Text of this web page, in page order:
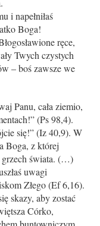
i napełniłaś
Boga!
ręce,
Twych czystych
– boś zawsze we
Panu, cała ziemio,
(Ps 98,4).
się!” (Iz 40,9). W
Boga, z której
grzech świata. (…)
uwagi
Złego (Ef 6,16).
skazy, aby zostać
Córko,